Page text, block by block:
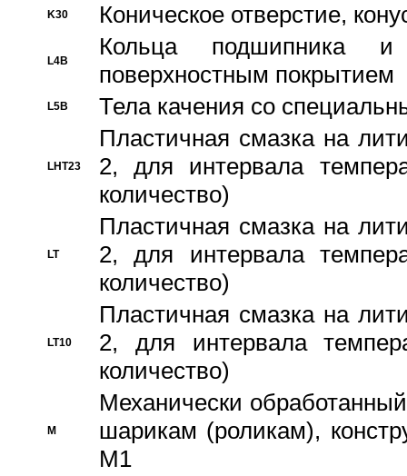
K30 Коническое отверстие,
L4B
Кольца подшипника
поверхностным покрытием
L5B Тела качения со
LHT23
Пластичная смазка на
2, для интервала
количество)
LT
Пластичная смазка на
2, для интервала
количество)
LT10
Пластичная смазка на
2, для интервала
количество)
M
Механически
шарикам (роликам),
M1